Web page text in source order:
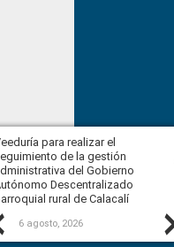
Previous
para realizar el
de la gestión
del Gobierno
Descentralizado
rural de Calacalí
6 agosto, 2026